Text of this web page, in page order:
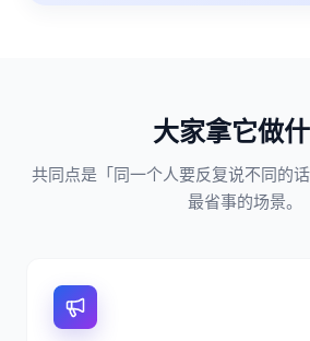
大家拿它做
共同点是「同一个人要反复说不同的
最省事的场景。